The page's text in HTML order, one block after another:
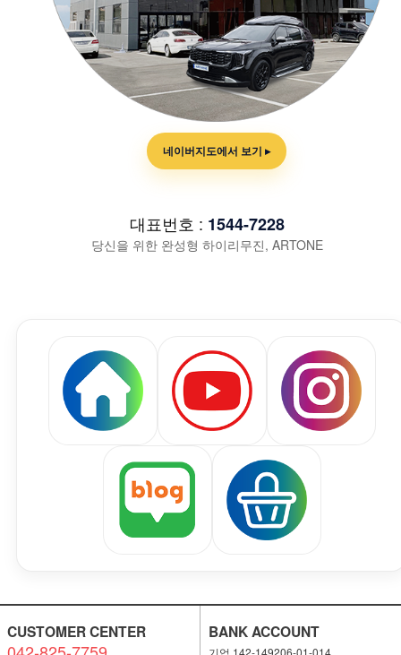
네이버지도에서 보기 ▸
대표번호 : 1544-7228
당신을 위한 완성형 하이리무진, ARTONE
CUSTOMER CENTER BANK ACCOUNT
기업 142-149206-01-014